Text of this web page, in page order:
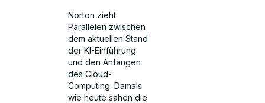
Norton zieht
Parallelen zwischen
dem aktuellen Stand
der KI-Einführung
und den Anfängen
des Cloud-
Computing. Damals
wie heute sahen die